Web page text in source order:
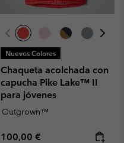
Nuevos Colores
Chaqueta acolchada con
capucha Pike Lake™ II
para jóvenes
Outgrown™
Regular price:
100,00 €